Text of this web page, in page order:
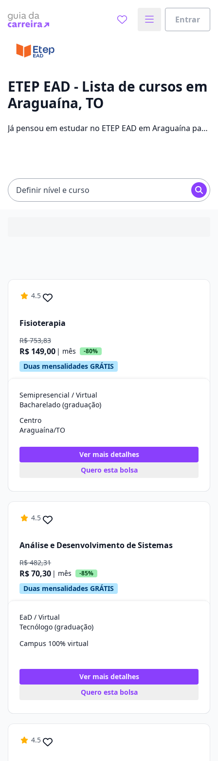
Entrar
Vamos te guiar no caminho ideal para seus estudos
ETEP EAD - Lista de cursos em
Araguaína, TO
Já pensou em estudar no ETEP EAD em Araguaína para
Definir nível e curso
4.5
Fisioterapia
R$ 753,83
R$ 149,00 | mês -80%
Duas mensalidades GRÁTIS
Semipresencial / Virtual
Bacharelado (graduação)
Centro
Araguaína/TO
Ver mais detalhes
Quero esta bolsa
4.5
Análise e Desenvolvimento de Sistemas
R$ 482,31
R$ 70,30 | mês -85%
Duas mensalidades GRÁTIS
EaD / Virtual
Tecnólogo (graduação)
Campus 100% virtual
Ver mais detalhes
Quero esta bolsa
4.5